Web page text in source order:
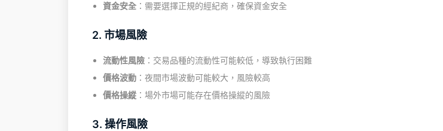
資金安全 ：需要選擇正規的經紀商，確保資金安全
2. 市場風險
流動性風險 ：交易品種的流動性可能較低，導致執行困難
價格波動 ：夜間市場波動可能較大，風險較高
價格操縱 ：場外市場可能存在價格操縱的風險
3. 操作風險